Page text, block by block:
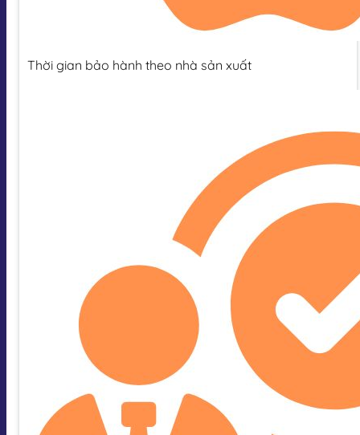
Thời gian bảo hành theo nhà sản xuất